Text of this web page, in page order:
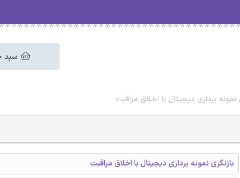
سبد
نمونه برداری دیجیتال با اخلاق مراقبت
بازنگری نمونه برداری دیجیتال با اخلاق مراقبت